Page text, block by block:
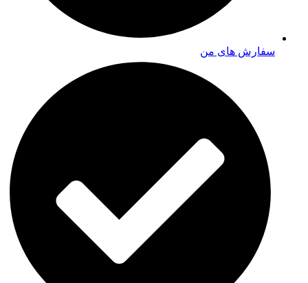
سفارش های من